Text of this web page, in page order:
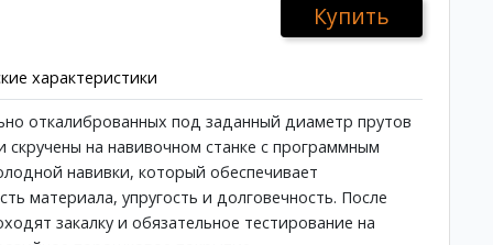
Купить
характеристики
откалиброванных под заданный диаметр прутов
скручены на навивочном станке с программным
навивки, который обеспечивает
материала, упругость и долговечность. После
закалку и обязательное тестирование на